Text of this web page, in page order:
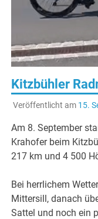
Kitzbühler
Veröffentlicht am 15.
Am 8. September
Krahofer beim
217 km und 4 500
Bei herrlichem
Mittersill, danach
Sattel und noch ein